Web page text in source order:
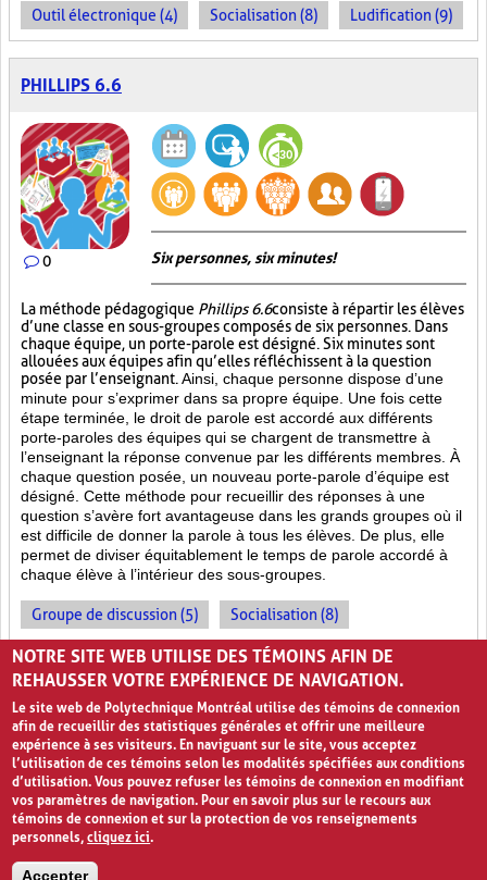
Outil électronique (4) Socialisation (8) Ludification (9)
PHILLIPS 6.6
0 Six personnes, six minutes!
La méthode pédagogique Phillips 6.6consiste à répartir les élèves
d’une classe en sous-groupes composés de six personnes. Dans
chaque équipe, un porte-parole est désigné. Six minutes sont
allouées aux équipes afin qu’elles réfléchissent à la question
posée par l’enseignant. Ainsi, chaque personne dispose d’une
minute pour s’exprimer dans sa propre équipe. Une fois cette
étape terminée, le droit de parole est accordé aux différents
porte-paroles des équipes qui se chargent de transmettre à
l’enseignant la réponse convenue par les différents membres. À
chaque question posée, un nouveau porte-parole d’équipe est
désigné. Cette méthode pour recueillir des réponses à une
question s’avère fort avantageuse dans les grands groupes où il
est difficile de donner la parole à tous les élèves. De plus, elle
permet de diviser équitablement le temps de parole accordé à
chaque élève à l’intérieur des sous-groupes.
Groupe de discussion (5) Socialisation (8)
Enseignement par les pairs (7)
NOTRE SITE WEB UTILISE DES TÉMOINS AFIN DE
REHAUSSER VOTRE EXPÉRIENCE DE NAVIGATION.
Le site web de Polytechnique Montréal utilise des témoins de connexion
afin de recueillir des statistiques générales et offrir une meilleure
expérience à ses visiteurs. En naviguant sur le site, vous acceptez
l’utilisation de ces témoins selon les modalités spécifiées aux conditions
d’utilisation. Vous pouvez refuser les témoins de connexion en modifiant
vos paramètres de navigation. Pour en savoir plus sur le recours aux
témoins de connexion et sur la protection de vos renseignements
personnels,cliquez ici.
Accepter